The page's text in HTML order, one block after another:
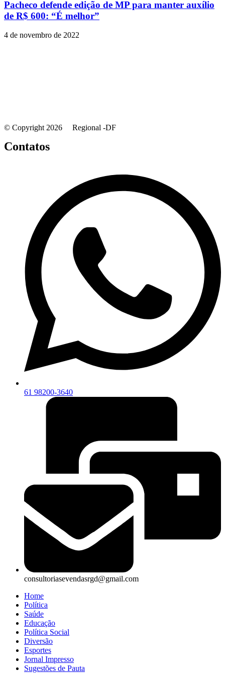
Pacheco defende edição de MP para manter auxílio
de R$ 600: “É melhor”
4 de novembro de 2022
© Copyright 2026 Regional -DF
Contatos
61 98200-3640
consultoriasevendasrgd@gmail.com
Home
Política
Saúde
Educação
Política Social
Diversão
Esportes
Jornal Impresso
Sugestões de Pauta